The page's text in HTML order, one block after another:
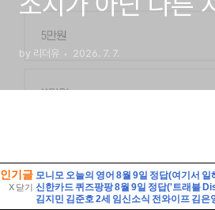
인기글
X 닫기